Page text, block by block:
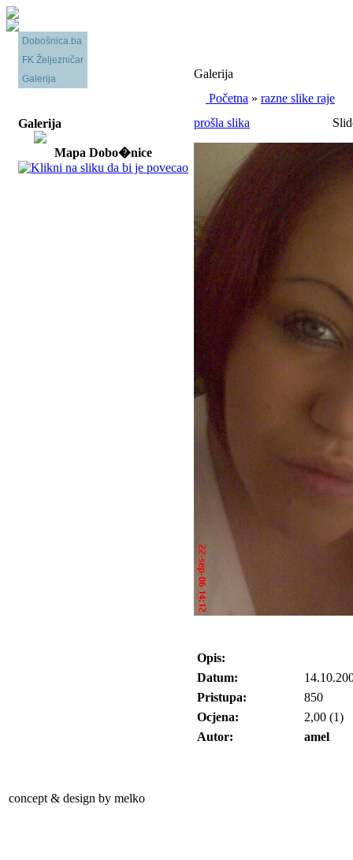
Dobošnica.ba
FK Željezničar
Galerija
Galerija
Mapa Dobo�nice
Galerija
Početna » razne slike raje
prošla slika
Opis:
Datum:
Pristupa:
850
Ocjena:
2,00 (1)
Autor:
amel
concept & design by melko